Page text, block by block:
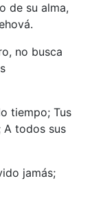
de su alma,
no busca
tiempo; Tus
A todos sus
jamás;